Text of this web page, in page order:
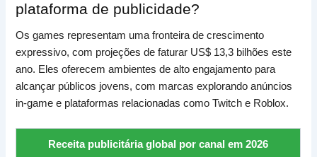
plataforma de publicidade?
Os games representam uma fronteira de crescimento
expressivo, com projeções de faturar US$ 13,3 bilhões este
ano. Eles oferecem ambientes de alto engajamento para
alcançar públicos jovens, com marcas explorando anúncios
in-game e plataformas relacionadas como Twitch e Roblox.
Receita publicitária global por canal em 2026